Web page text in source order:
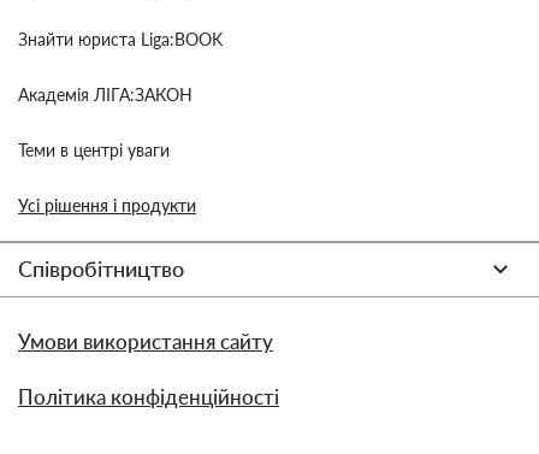
Знайти юриста Liga:BOOK
Академія ЛІГА:ЗАКОН
Теми в центрі уваги
Усі рішення і продукти
Співробітництво
Умови використання сайту
Політика конфіденційності